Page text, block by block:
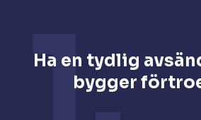
Ha en tydlig
bygger